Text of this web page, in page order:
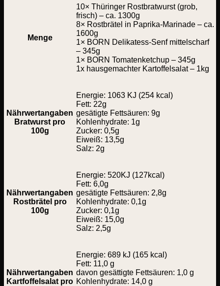
Menge
10× Thüringer Rostbratwurst (grob,
frisch) – ca. 1300g
8× Rostbrätel in Paprika-Marinade – ca.
1600g
1× BORN Delikatess-Senf mittelscharf
– 345g
1× BORN Tomatenketchup – 345g
1x hausgemachter Kartoffelsalat – 1kg
Nährwertangaben
Bratwurst pro
100g
Energie: 1063 KJ (254 kcal)
Fett: 22g
gesätigte Fettsäuren: 9g
Kohlenhydrate: 1g
Zucker: 0,5g
Eiweiß: 13,5g
Salz: 2g
Nährwertangaben
Rostbrätel pro
100g
Energie: 520KJ (127kcal)
Fett: 6,0g
gesätigte Fettsäuren: 2,8g
Kohlenhydrate: 0,1g
Zucker: 0,1g
Eiweiß: 15,0g
Salz: 2,5g
Nährwertangaben
Kartfoffelsalat pro
Energie: 689 kJ (165 kcal)
Fett: 11,0 g
davon gesättigte Fettsäuren: 1,0 g
Kohlenhydrate: 14,0 g